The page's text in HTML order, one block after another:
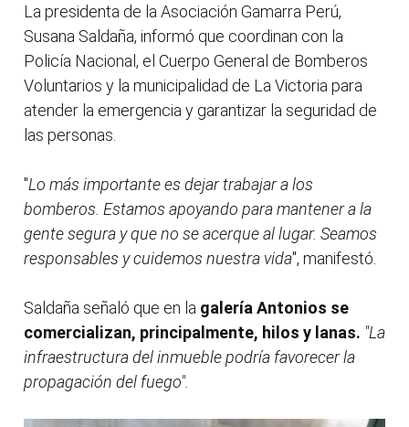
La presidenta de la Asociación Gamarra Perú,
Susana Saldaña, informó que coordinan con la
Policía Nacional, el Cuerpo General de Bomberos
Voluntarios y la municipalidad de La Victoria para
atender la emergencia y garantizar la seguridad de
las personas.
"Lo más importante es dejar trabajar a los
bomberos. Estamos apoyando para mantener a la
gente segura y que no se acerque al lugar. Seamos
responsables y cuidemos nuestra vida", manifestó.
Saldaña señaló que en la galería Antonios se
comercializan, principalmente, hilos y lanas. "La
infraestructura del inmueble podría favorecer la
propagación del fuego".